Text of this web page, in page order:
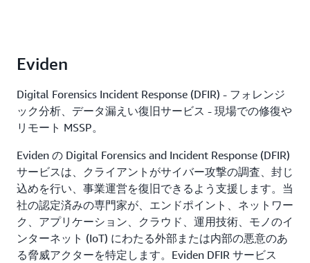
Eviden
Digital Forensics Incident Response (DFIR) - フォレンジ
ック分析、データ漏えい復旧サービス - 現場での修復や
リモート MSSP。
Eviden の Digital Forensics and Incident Response (DFIR)
サービスは、クライアントがサイバー攻撃の調査、封じ
込めを行い、事業運営を復旧できるよう支援します。当
社の認定済みの専門家が、エンドポイント、ネットワー
ク、アプリケーション、クラウド、運用技術、モノのイ
ンターネット (IoT) にわたる外部または内部の悪意のあ
る脅威アクターを特定します。Eviden DFIR サービス